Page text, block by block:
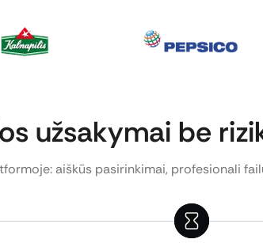
užsakymai be
aiškūs pasirinkimai, profesionali